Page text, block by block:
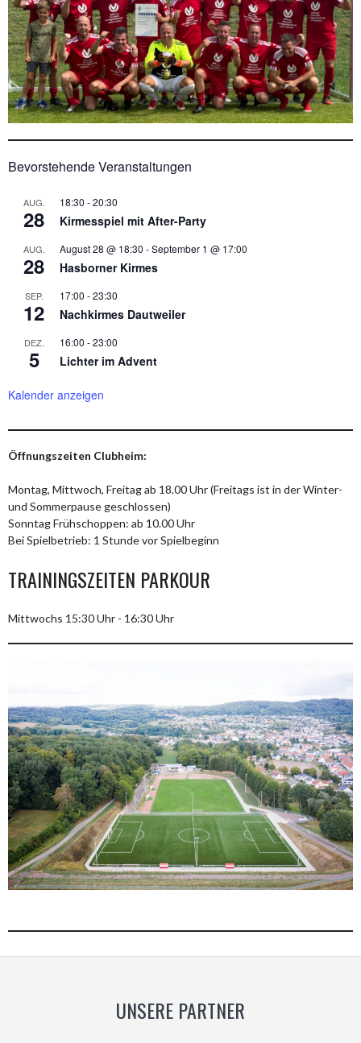
Bevorstehende Veranstaltungen
AUG.
28
18:30 -20:30
Kirmesspiel mit After-Party
AUG.
28
August 28 @ 18:30 -September 1 @ 17:00
Hasborner Kirmes
SEP.
12
17:00 -23:30
Nachkirmes Dautweiler
DEZ.
5
16:00 -23:00
Lichter im Advent
Kalender anzeigen
Öffnungszeiten Clubheim:
Montag, Mittwoch, Freitag ab 18.00 Uhr (Freitags ist in der Winter-
und Sommerpause geschlossen)
Sonntag Frühschoppen: ab 10.00 Uhr
Bei Spielbetrieb: 1 Stunde vor Spielbeginn
TRAININGSZEITEN PARKOUR
Mittwochs 15:30 Uhr - 16:30 Uhr
UNSERE PARTNER